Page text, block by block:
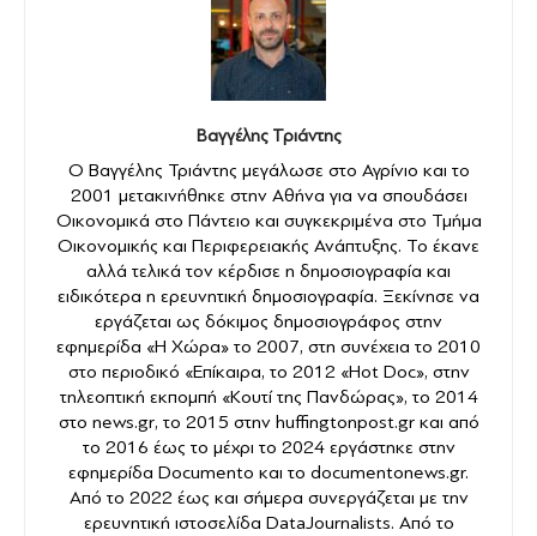
Βαγγέλης Τριάντης
Ο Βαγγέλης Τριάντης μεγάλωσε στο Αγρίνιο και το
2001 μετακινήθηκε στην Αθήνα για να σπουδάσει
Οικονομικά στο Πάντειο και συγκεκριμένα στο Τμήμα
Οικονομικής και Περιφερειακής Ανάπτυξης. Το έκανε
αλλά τελικά τον κέρδισε η δημοσιογραφία και
ειδικότερα η ερευνητική δημοσιογραφία. Ξεκίνησε να
εργάζεται ως δόκιμος δημοσιογράφος στην
εφημερίδα «Η Χώρα» το 2007, στη συνέχεια το 2010
στο περιοδικό «Επίκαιρα, το 2012 «Hot Doc», στην
τηλεοπτική εκπομπή «Κουτί της Πανδώρας», το 2014
στο news.gr, το 2015 στην huffingtonpost.gr και από
το 2016 έως το μέχρι το 2024 εργάστηκε στην
εφημερίδα Documento και το documentonews.gr.
Από το 2022 έως και σήμερα συνεργάζεται με την
ερευνητική ιστοσελίδα DataJournalists. Από το